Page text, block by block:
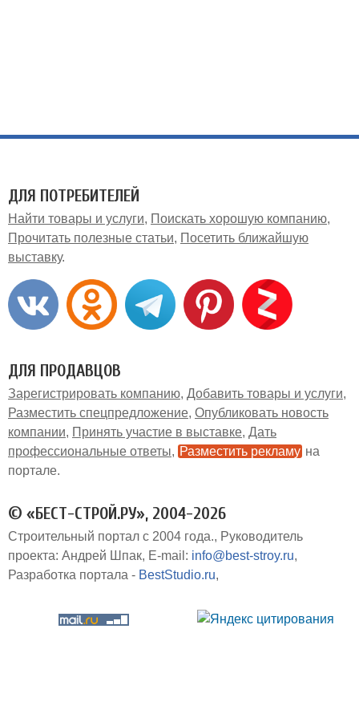
ДЛЯ ПОТРЕБИТЕЛЕЙ
Найти товары и услуги
Поискать хорошую компанию
Прочитать полезные статьи
Посетить ближайшую
выставку
ДЛЯ ПРОДАВЦОВ
Зарегистрировать компанию Добавить товары и услуги
Разместить спецпредложение Опубликовать новость
компании
Принять участие в выставке Дать
профессиональные ответы
Разместить рекламу на
портале
© «БЕСТ-СТРОЙ.РУ», 2004-2026
Строительный портал с 2004 года.
Руководитель
проекта: Андрей Шпак E-mail: info@best-stroy.ru
Разработка портала - BestStudio.ru